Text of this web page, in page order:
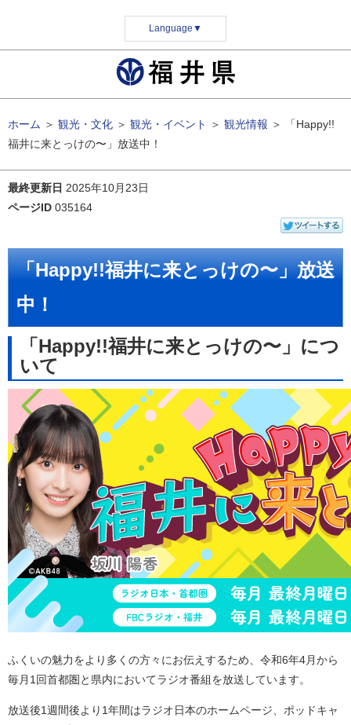
Language ▼
ホーム ＞ 観光・文化 ＞ 観光・イベント ＞ 観光情報 ＞
「Happy!!
福井に来とっけの〜」放送中！
最終更新日 2025年10月23日
ページID 035164
「Happy!!福井に来とっけの〜」放送
中！
「Happy!!福井に来とっけの〜」につ
いて
ふくいの魅力をより多くの方々にお伝えするため、令和6年4月から
毎月1回首都圏と県内においてラジオ番組を放送しています。
放送後1週間後より1年間はラジオ日本のホームページ、ポッドキャ